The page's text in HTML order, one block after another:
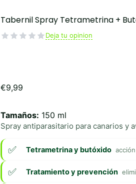
Tabernil Spray Tetrametrina +
Deja tu opinion
€9,99
Tamaños: 150 ml
Spray antiparasitario para canarios y
Tetrametrina y butóxido
Tratamiento y prevención